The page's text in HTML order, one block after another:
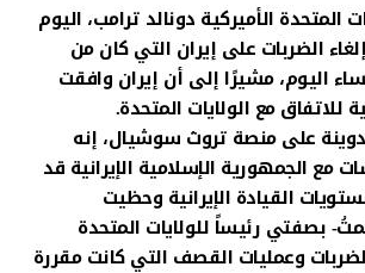
المتحدة الأميركية دونالد ترامب، اليوم
الضربات على إيران التي كان من
اليوم، مشيرًا إلى أن إيران وافقت
للاتفاق مع الولايات المتحدة.
على منصة تروث سوشيال، إنه
مع الجمهورية الإسلامية الإيرانية قد
القيادة الإيرانية وحظيت
بصفتي رئيساً للولايات المتحدة
الضربات وعمليات القصف التي كانت مقررة